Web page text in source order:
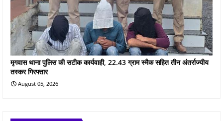
मृगवास थाना पुलिस की सटीक कार्यवाही, 22.43 ग्राम स्मैक सहित तीन अंतर्राज्यीय
तस्कर गिरफ्तार
August 05, 2026